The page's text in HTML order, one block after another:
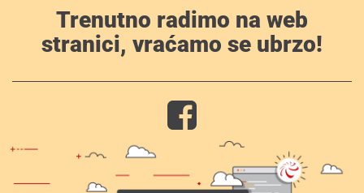
Trenutno radimo na web
stranici, vraćamo se ubrzo!